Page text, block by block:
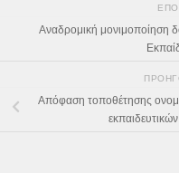
Αναδρομική μονιμοποίηση
Απόφαση τοποθέτησης